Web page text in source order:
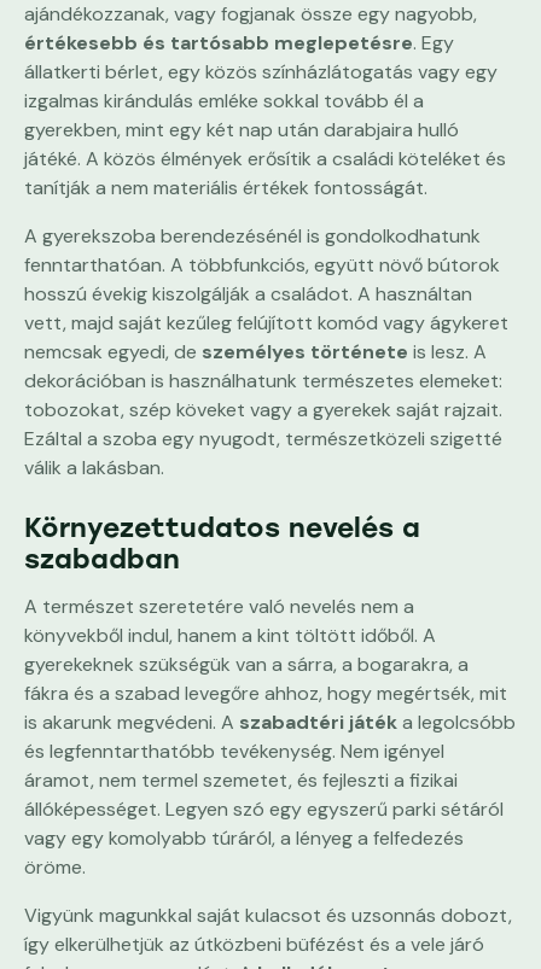
ajándékozzanak, vagy fogjanak össze egy nagyobb,
értékesebb és tartósabb meglepetésre. Egy
állatkerti bérlet, egy közös színházlátogatás vagy egy
izgalmas kirándulás emléke sokkal tovább él a
gyerekben, mint egy két nap után darabjaira hulló
játéké. A közös élmények erősítik a családi köteléket és
tanítják a nem materiális értékek fontosságát.
A gyerekszoba berendezésénél is gondolkodhatunk
fenntarthatóan. A többfunkciós, együtt növő bútorok
hosszú évekig kiszolgálják a családot. A használtan
vett, majd saját kezűleg felújított komód vagy ágykeret
nemcsak egyedi, de személyes története is lesz. A
dekorációban is használhatunk természetes elemeket:
tobozokat, szép köveket vagy a gyerekek saját rajzait.
Ezáltal a szoba egy nyugodt, természetközeli szigetté
válik a lakásban.
Környezettudatos nevelés a
szabadban
A természet szeretetére való nevelés nem a
könyvekből indul, hanem a kint töltött időből. A
gyerekeknek szükségük van a sárra, a bogarakra, a
fákra és a szabad levegőre ahhoz, hogy megértsék, mit
is akarunk megvédeni. A szabadtéri játéka legolcsóbb
és legfenntarthatóbb tevékenység. Nem igényel
áramot, nem termel szemetet, és fejleszti a fizikai
állóképességet. Legyen szó egy egyszerű parki sétáról
vagy egy komolyabb túráról, a lényeg a felfedezés
öröme.
Vigyünk magunkkal saját kulacsot és uzsonnás dobozt,
így elkerülhetjük az útközbeni büfézést és a vele járó